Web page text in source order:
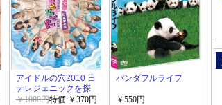
アイドルの穴2010 日
テレジェニックを探
せ! 自主規制!?~テレ
￥1000円特価:￥370円
パンダフルライフ
￥550円